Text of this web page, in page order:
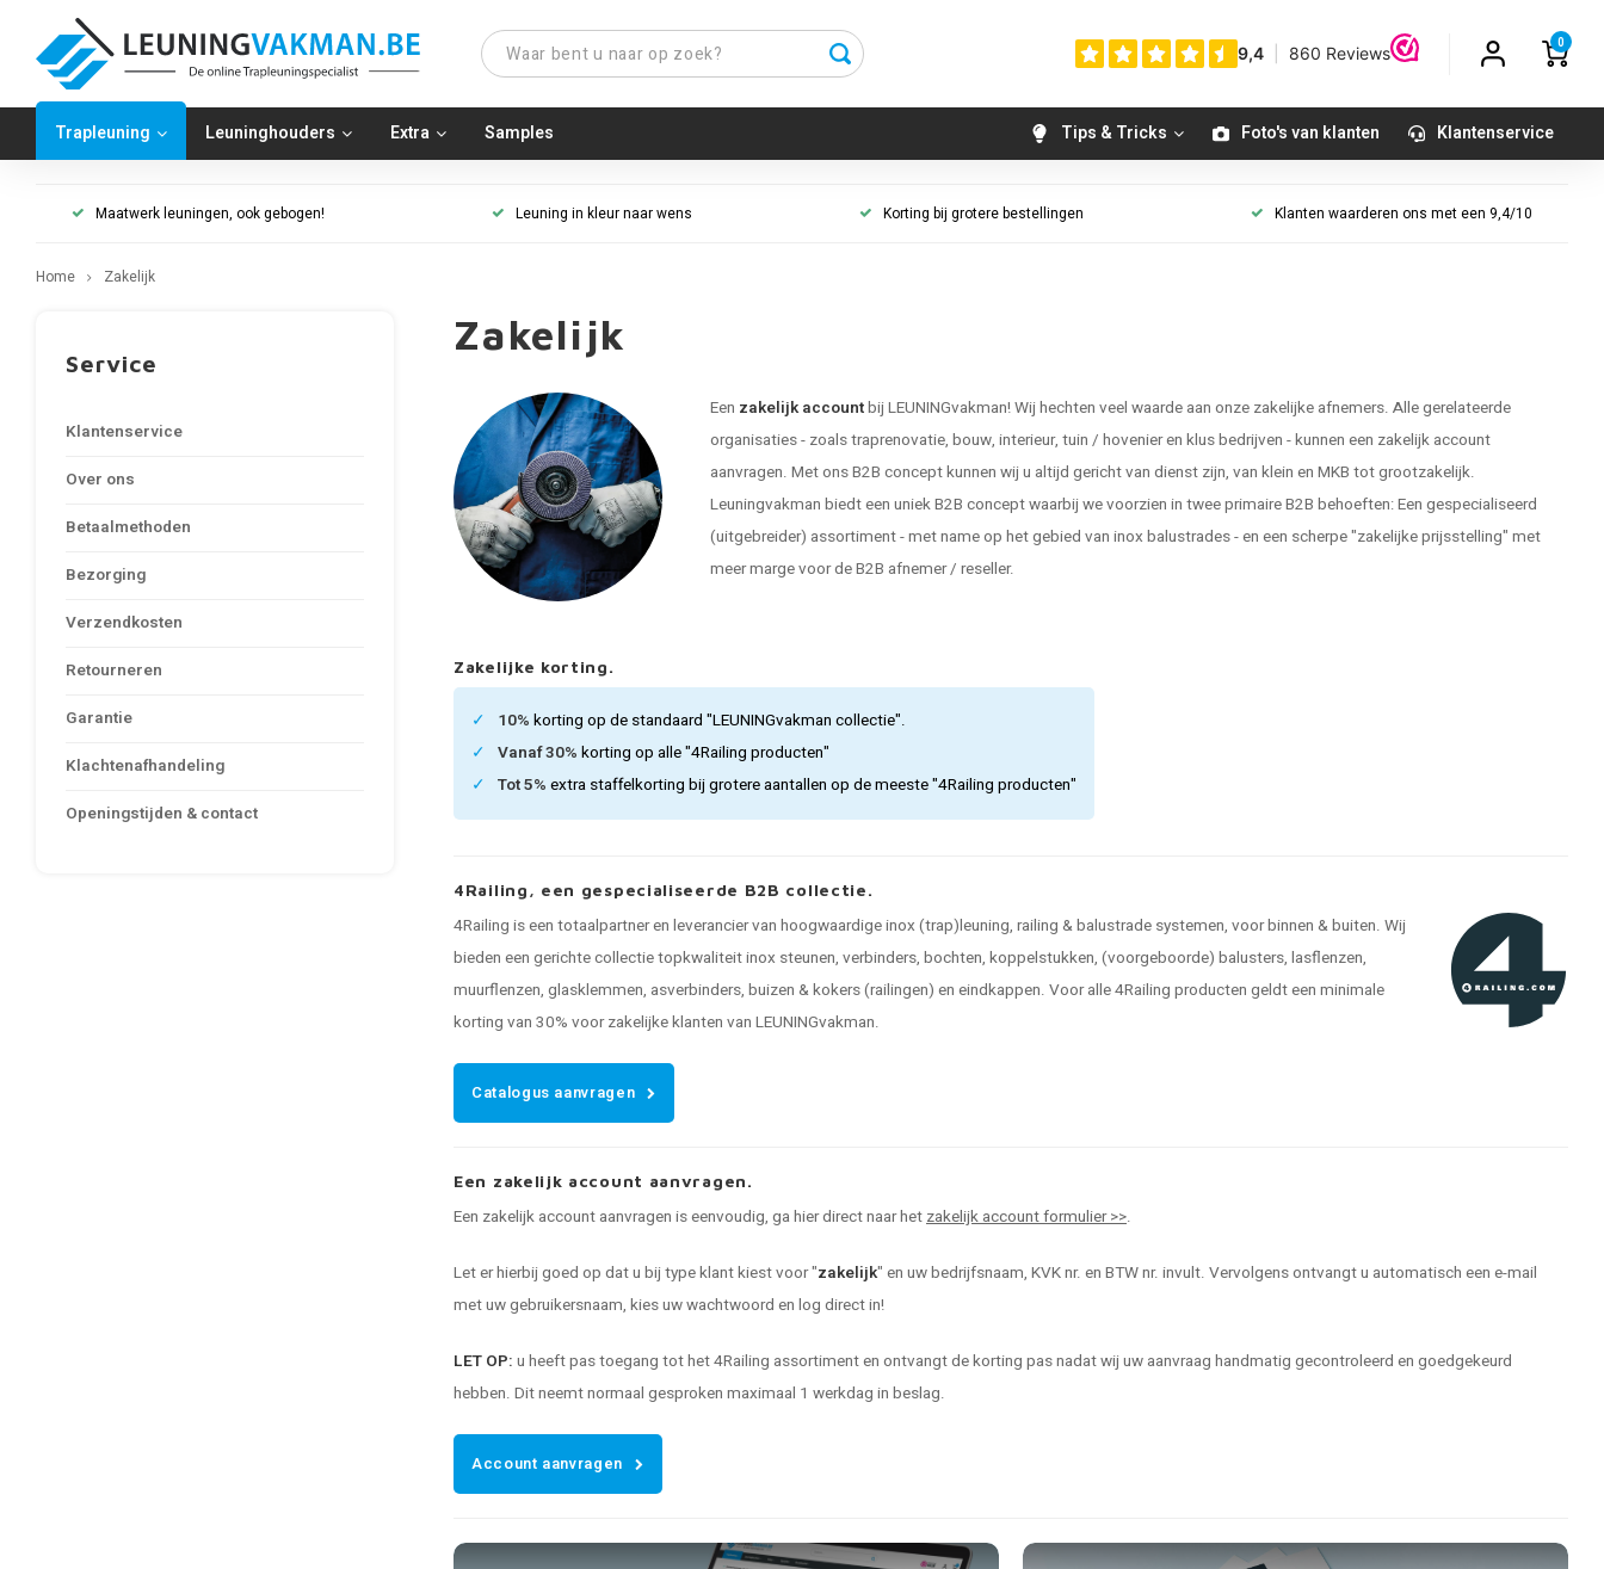
0
Trapleuning Leuninghouders Extra Samples Tips & Tricks Foto's van klanten Klantenservice
Maatwerk leuningen, ook gebogen! Leuning in kleur naar wens Korting bij grotere bestellingen Klanten waarderen ons met een 9,4/10
Home Zakelijk
Service
Klantenservice
Over ons
Betaalmethoden
Bezorging
Verzendkosten
Retourneren
Garantie
Klachtenafhandeling
Openingstijden & contact
Zakelijk
Een zakelijk accountbij LEUNINGvakman! Wij hechten veel waarde aan onze zakelijke afnemers. Alle gerelateerde
organisaties - zoals traprenovatie, bouw, interieur, tuin / hovenier en klus bedrijven - kunnen een zakelijk account
aanvragen. Met ons B2B concept kunnen wij u altijd gericht van dienst zijn, van klein en MKB tot grootzakelijk.
Leuningvakman biedt een uniek B2B concept waarbij we voorzien in twee primaire B2B behoeften: Een gespecialiseerd
(uitgebreider) assortiment - met name op het gebied van inox balustrades - en een scherpe "zakelijke prijsstelling" met
meer marge voor de B2B afnemer / reseller.
Zakelijke korting.
10% korting op de standaard "LEUNINGvakman collectie".
Vanaf 30% korting op alle "4Railing producten"
Tot 5% extra staffelkorting bij grotere aantallen op de meeste "4Railing producten"
4Railing, een gespecialiseerde B2B collectie.
4Railing is een totaalpartner en leverancier van hoogwaardige inox (trap)leuning, railing & balustrade systemen, voor binnen & buiten. Wij
bieden een gerichte collectie topkwaliteit inox steunen, verbinders, bochten, koppelstukken, (voorgeboorde) balusters, lasflenzen,
muurflenzen, glasklemmen, asverbinders, buizen & kokers (railingen) en eindkappen. Voor alle 4Railing producten geldt een minimale
korting van 30% voor zakelijke klanten van LEUNINGvakman.
Catalogus aanvragen
Een zakelijk account aanvragen.
Een zakelijk account aanvragen is eenvoudig, ga hier direct naar hetzakelijk account formulier >>.
Let er hierbij goed op dat u bij type klant kiest voor "zakelijk" en uw bedrijfsnaam, KVK nr. en BTW nr. invult. Vervolgens ontvangt u automatisch een e-mail
met uw gebruikersnaam, kies uw wachtwoord en log direct in!
LET OP: u heeft pas toegang tot het 4Railing assortiment en ontvangt de korting pas nadat wij uw aanvraag handmatig gecontroleerd en goedgekeurd
hebben. Dit neemt normaal gesproken maximaal 1 werkdag in beslag.
Account aanvragen